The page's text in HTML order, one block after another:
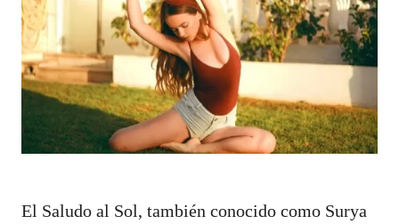
El Saludo al Sol, también conocido como Surya